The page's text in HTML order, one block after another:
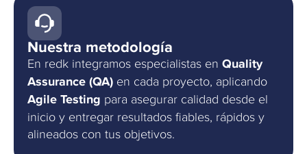
Nuestra metodología
En redk integramos especialistas en Quality
Assurance (QA) en cada proyecto, aplicando
Agile Testing para asegurar calidad desde el
inicio y entregar resultados fiables, rápidos y
alineados con tus objetivos.